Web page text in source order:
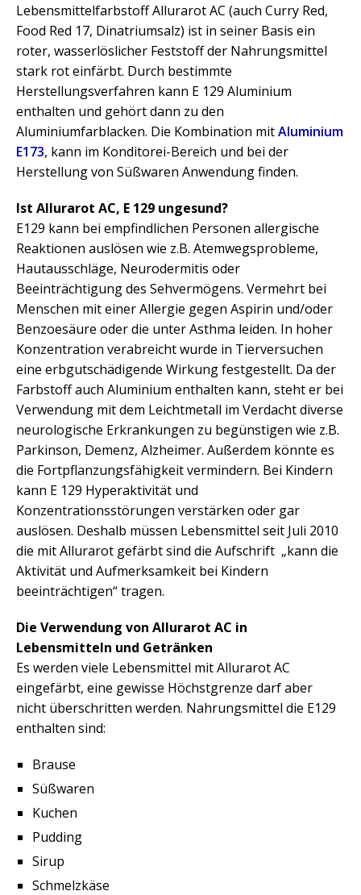
Lebensmittelfarbstoff Allurarot AC (auch Curry Red,
Food Red 17, Dinatriumsalz) ist in seiner Basis ein
roter, wasserlöslicher Feststoff der Nahrungsmittel
stark rot einfärbt. Durch bestimmte
Herstellungsverfahren kann E 129 Aluminium
enthalten und gehört dann zu den
Aluminiumfarblacken. Die Kombination mitAluminium
E173, kann im Konditorei-Bereich und bei der
Herstellung von Süßwaren Anwendung finden.
Ist Allurarot AC, E 129 ungesund?
E129 kann bei empfindlichen Personen allergische
Reaktionen auslösen wie z.B. Atemwegsprobleme,
Hautausschläge, Neurodermitis oder
Beeinträchtigung des Sehvermögens. Vermehrt bei
Menschen mit einer Allergie gegen Aspirin und/oder
Benzoesäure oder die unter Asthma leiden. In hoher
Konzentration verabreicht wurde in Tierversuchen
eine erbgutschädigende Wirkung festgestellt. Da der
Farbstoff auch Aluminium enthalten kann, steht er bei
Verwendung mit dem Leichtmetall im Verdacht diverse
neurologische Erkrankungen zu begünstigen wie z.B.
Parkinson, Demenz, Alzheimer. Außerdem könnte es
die Fortpflanzungsfähigkeit vermindern. Bei Kindern
kann E 129 Hyperaktivität und
Konzentrationsstörungen verstärken oder gar
auslösen. Deshalb müssen Lebensmittel seit Juli 2010
die mit Allurarot gefärbt sind die Aufschrift „kann die
Aktivität und Aufmerksamkeit bei Kindern
beeinträchtigen“ tragen.
Die Verwendung von Allurarot AC in
Lebensmitteln und Getränken
Es werden viele Lebensmittel mit Allurarot AC
eingefärbt, eine gewisse Höchstgrenze darf aber
nicht überschritten werden. Nahrungsmittel die E129
enthalten sind:
Brause
Süßwaren
Kuchen
Pudding
Sirup
Schmelzkäse